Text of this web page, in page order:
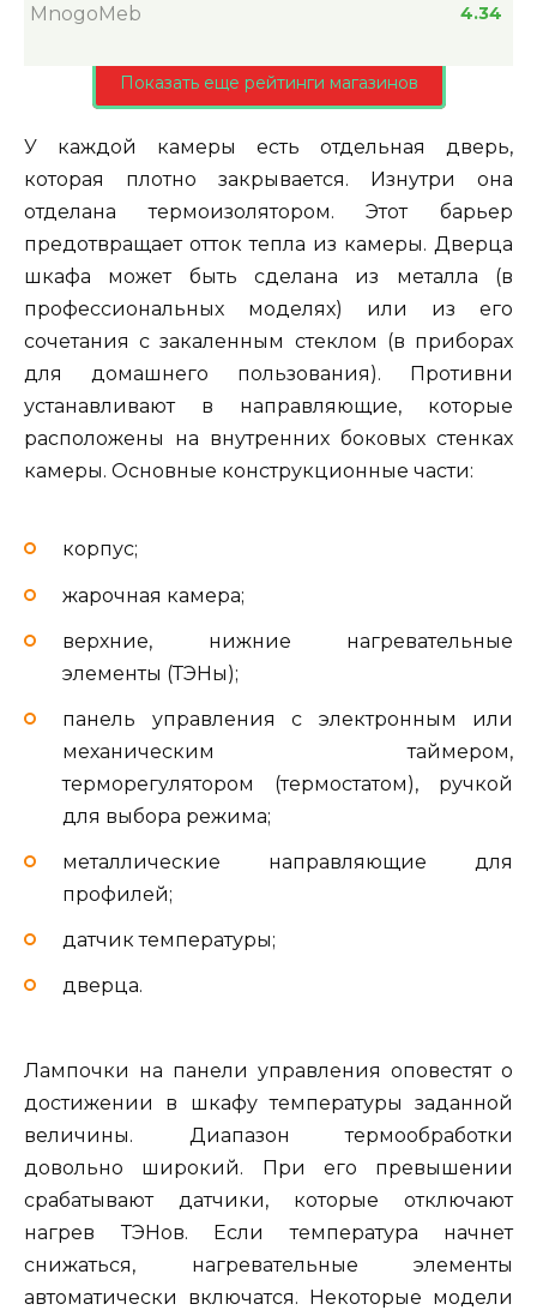
MnogoMeb 4.34
Показать еще рейтинги магазинов
У каждой камеры есть отдельная дверь,
которая плотно закрывается. Изнутри она
отделана термоизолятором. Этот барьер
предотвращает отток тепла из камеры. Дверца
шкафа может быть сделана из металла (в
профессиональных моделях) или из его
сочетания с закаленным стеклом (в приборах
для домашнего пользования). Противни
устанавливают в направляющие, которые
расположены на внутренних боковых стенках
камеры. Основные конструкционные части:
корпус;
жарочная камера;
верхние, нижние нагревательные
элементы (ТЭНы);
панель управления с электронным или
механическим таймером,
терморегулятором (термостатом), ручкой
для выбора режима;
металлические направляющие для
профилей;
датчик температуры;
дверца.
Лампочки на панели управления оповестят о
достижении в шкафу температуры заданной
величины. Диапазон термообработки
довольно широкий. При его превышении
срабатывают датчики, которые отключают
нагрев ТЭНов. Если температура начнет
снижаться, нагревательные элементы
автоматически включатся. Некоторые модели